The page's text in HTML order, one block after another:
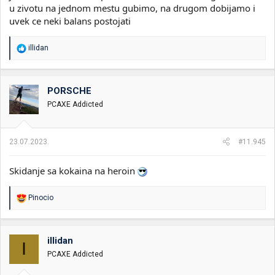
u zivotu na jednom mestu gubimo, na drugom dobijamo i
uvek ce neki balans postojati
R
a
o
v
a
n
:
illidan
PORSCHE
PCAXE Addicted
23.07.2023. #11.945
Skidanje sa kokaina na heroin
R
a
o
n
Pinocio
I illidan
PCAXE Addicted